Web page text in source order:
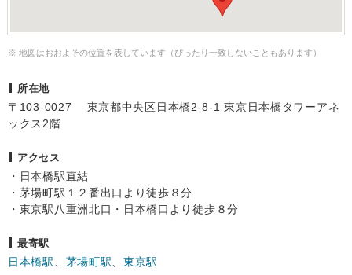
※ 地図はおおよその位置を表しています（ぴったり一致しないこともあります）
所在地
〒103-0027 東京都中央区日本橋2-8-1 東京日本橋タワーアネ
ックス2階
アクセス
・日本橋駅直結
・茅場町駅１２番出口より徒歩８分
・東京駅八重洲北口・日本橋口より徒歩８分
最寄駅
日本橋駅 茅場町駅 、東京駅